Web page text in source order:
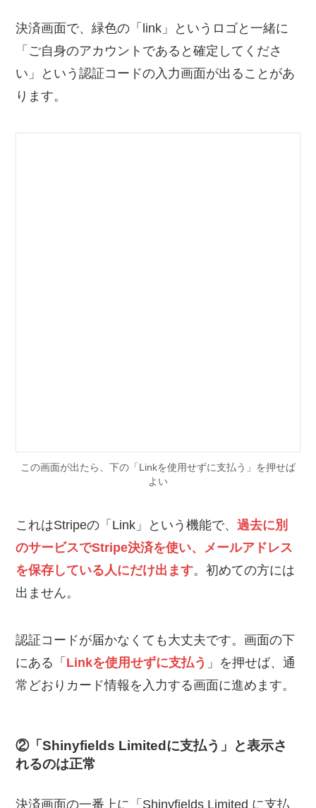
決済画面で、緑色の「link」というロゴと一緒に
「ご自身のアカウントであると確定してくださ
い」という認証コードの入力画面が出ることがあ
ります。
この画面が出たら、下の「Linkを使用せずに支払う」を押せば
よい
これはStripeの「Link」という機能で、過去に別
のサービスでStripe決済を使い、メールアドレス
を保存している人にだけ出ます。初めての方には
出ません。
認証コードが届かなくても大丈夫です。画面の下
にある「 Linkを使用せずに支払う 」を押せば、通
常どおりカード情報を入力する画面に進めます。
②「Shinyfields Limitedに支払う」と表示さ
れるのは正常
決済画面の一番上に「Shinyfields Limited に支払